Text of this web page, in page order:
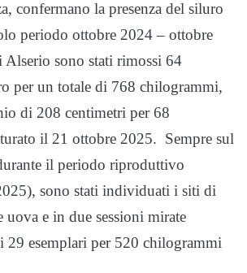
confermano la presenza del siluro
periodo ottobre 2024 – ottobre
sono stati rimossi 64
per un totale di 768 chilogrammi,
di 208 centimetri per 68
il 21 ottobre 2025. Sempre sul
il periodo riproduttivo
sono stati individuati i siti di
uova e in due sessioni mirate
29 esemplari per 520 chilogrammi